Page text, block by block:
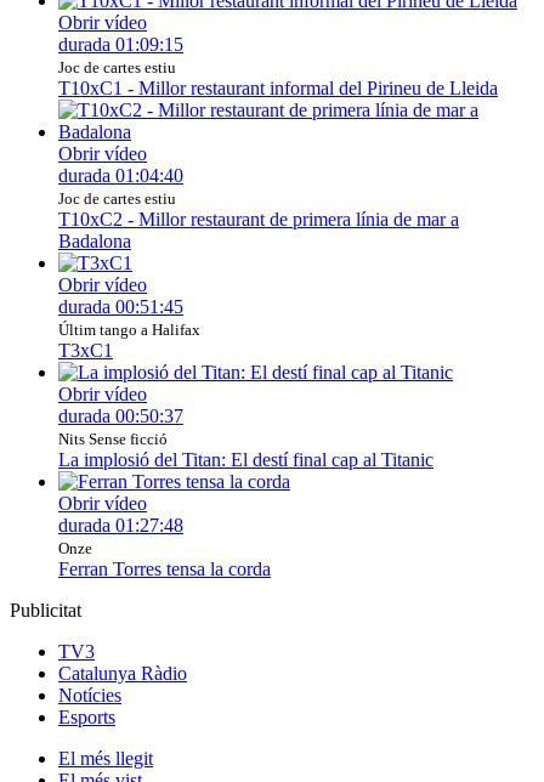
Obrir vídeo
durada 01:09:15
Joc de cartes estiu
T10xC1 - Millor restaurant informal del Pirineu de Lleida
Obrir vídeo
durada 01:04:40
Joc de cartes estiu
T10xC2 - Millor restaurant de primera línia de mar a
Badalona
Obrir vídeo
durada 00:51:45
Últim tango a Halifax
T3xC1
Obrir vídeo
durada 00:50:37
Nits Sense ficció
La implosió del Titan: El destí final cap al Titanic
Obrir vídeo
durada 01:27:48
Onze
Ferran Torres tensa la corda
Publicitat
TV3
Catalunya Ràdio
Notícies
Esports
El més llegit